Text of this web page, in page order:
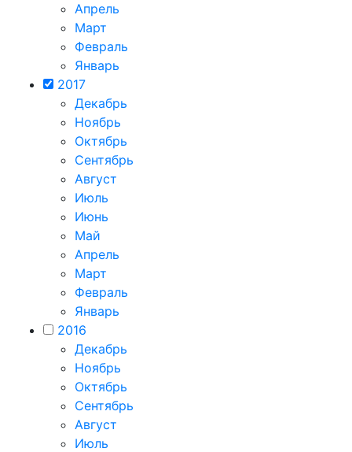
Апрель
Март
Февраль
Январь
2017
Декабрь
Ноябрь
Октябрь
Сентябрь
Август
Июль
Июнь
Май
Апрель
Март
Февраль
Январь
2016
Декабрь
Ноябрь
Октябрь
Сентябрь
Август
Июль